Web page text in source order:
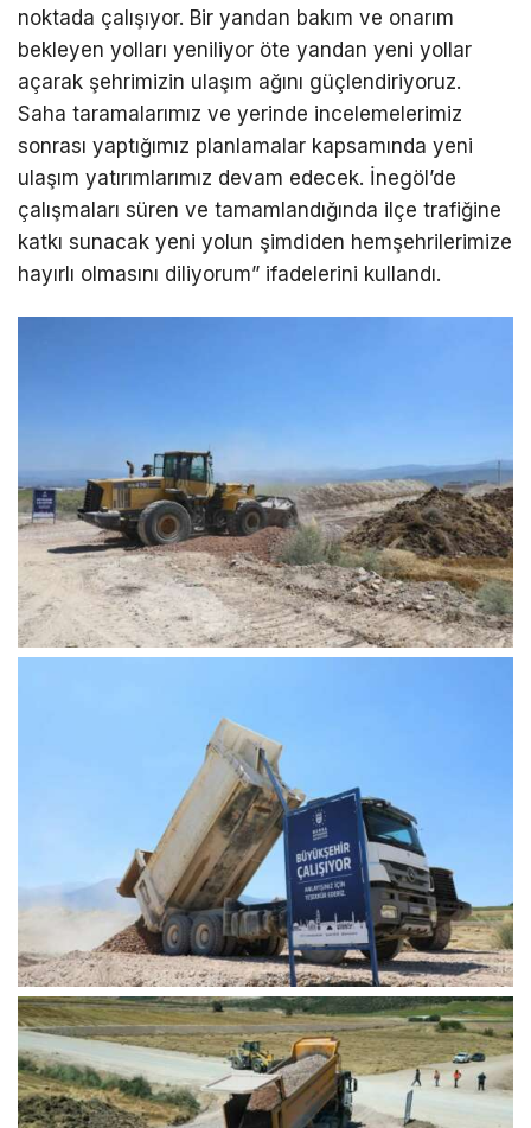
noktada çalışıyor. Bir yandan bakım ve onarım
bekleyen yolları yeniliyor öte yandan yeni yollar
açarak şehrimizin ulaşım ağını güçlendiriyoruz.
Saha taramalarımız ve yerinde incelemelerimiz
sonrası yaptığımız planlamalar kapsamında yeni
ulaşım yatırımlarımız devam edecek. İnegöl’de
çalışmaları süren ve tamamlandığında ilçe trafiğine
katkı sunacak yeni yolun şimdiden hemşehrilerimize
hayırlı olmasını diliyorum” ifadelerini kullandı.